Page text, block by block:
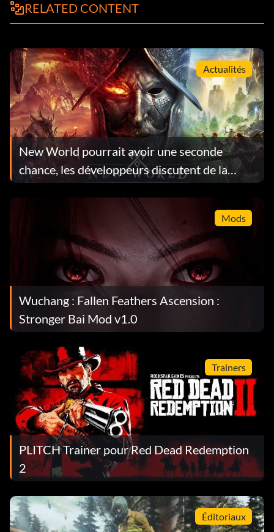
RELATED CONTENT
Actualités
New World pourrait avoir une seconde
chance, les développeurs discutent de la
sauvegarde du MMO
Mods
Wuchang : Fallen Feathers Ascension :
Stronger Bai Mod v1.0
Trainers
PLITCH Trainer pour Red Dead Redemption
2
Éditoriaux